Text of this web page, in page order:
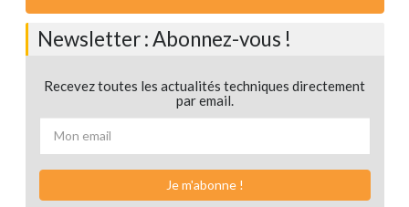
Newsletter : Abonnez-vous !
Recevez toutes les actualités techniques directement
par email.
Je m'abonne !